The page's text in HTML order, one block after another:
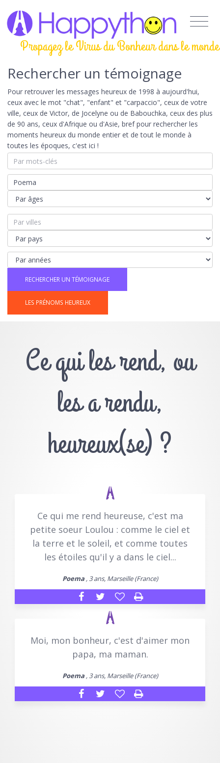
Propagez le Virus du Bonheur dans le monde
Rechercher un témoignage
Pour retrouver les messages heureux de 1998 à aujourd'hui,
ceux avec le mot "chat", "enfant" et "carpaccio", ceux de votre
ville, ceux de Victor, de Jocelyne ou de Babouchka, ceux des plus
de 90 ans, ceux d'Afrique ou d'Asie, bref pour rechercher les
moments heureux du monde entier et de tout le monde à
toutes les époques, c'est ici !
LES PRÉNOMS HEUREUX
Ce qui les rend, ou
les a rendu,
heureux(se) ?
Ce qui me rend heureuse, c'est ma
petite soeur Loulou : comme le ciel et
la terre et le soleil, et comme toutes
les étoiles qu'il y a dans le ciel...
Poema, 3 ans, Marseille (France)
Moi, mon bonheur, c'est d'aimer mon
papa, ma maman.
Poema, 3 ans, Marseille (France)